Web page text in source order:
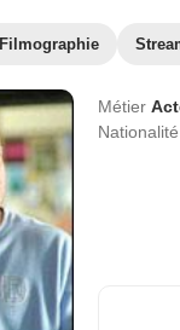
Filmographie
Métier
Nationalité